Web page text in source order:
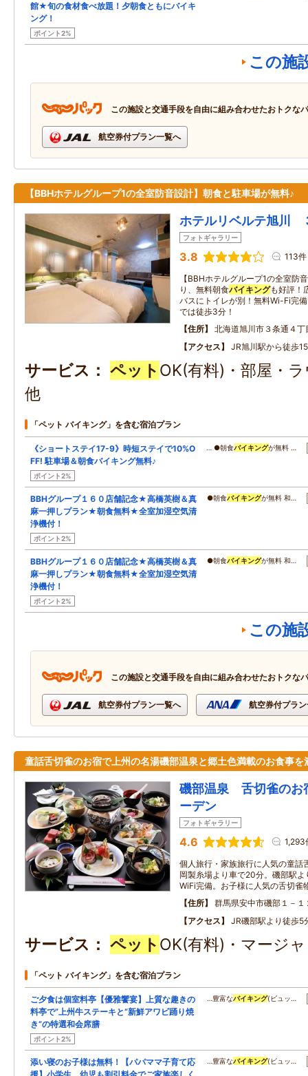
館★旬の食材食べ放題！夕朝食ともにバイキ
ング！
ポイント2%
この施
この施設と交通手段を自由に組み合わせたおトクな
航空券付プラン一覧へ
【BBHホテルグループ1の全室防音設計】朝食と駐車場が無料♪
ホテルリベルテ旭川
フォトギャラリー
3.8 113件
【BBHホテルグループ1の全室防
り、無料朝食バイキングも好評！
バスにトイレが別！無料Wi-Fi完
では徒歩3分！
住所
北海道旭川市３条通４丁
アクセス
JR旭川駅から徒歩
サービス ペット OK(有料)・部屋・
他
「ペット バイキング」を含む宿泊プラン
《ショートステイ17-9》時短ステイで10%O
FF! 駐車場＆朝食バイキング無料♪
ポイント2%
… ●朝食バイキングが無料 …
BBHグループ１６０店舗記念★高橋英樹＆真
麻一押しプラン★朝食無料★全室加湿空気清
浄機付！
ポイント2%
●朝食バイキングが無料 和…
BBHグループ１６０店舗記念★高橋英樹＆真
麻一押しプラン★朝食無料★全室加湿空気清
浄機付！
ポイント2%
●朝食バイキングが無料 和…
この施
この施設と交通手段を自由に組み合わせたおトクな
航空券付プラン一覧へ 航空券付プラ
童話舌切雀のお宿で上州の名湯磯部温泉と郷土色満載のお食事を
磯部温泉 舌切雀の
ーデン
フォトギャラリー
4.6 1,293
個人旅行・家族旅行に人気の童話
岡製糸場より車で20分。磯部駅
WiFi完備。お子様に人気の舌切雀
住所
群馬県安中市磯部１－１
アクセス
JR磯部駅より徒歩5
サービス ペット OK(有料)・マージ
「ペット バイキング」を含む宿泊プラン
ご夕食は個室料亭【優雅饗宴】上質な趣きの
料亭で”上州牛ステーキと”新鮮アワビ踊り焼
き”の特選和会席膳
ポイント2%
…豊富なバイキング(ビュッ…
添い寝のお子様は無料！【パパママ子育て応
…豊富なバイキング(ビュッ…